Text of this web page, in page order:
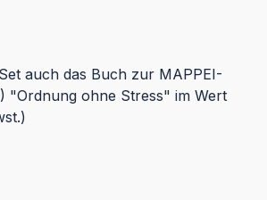
auch das Buch zur MAPPEI-
"Ordnung ohne Stress" im Wert